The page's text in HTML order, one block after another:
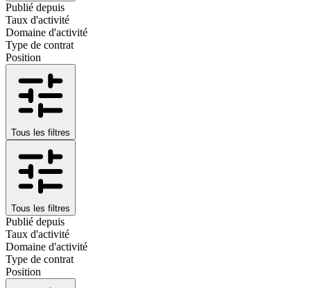
Publié depuis
Taux d'activité
Domaine d'activité
Type de contrat
Position
Tous les filtres
Tous les filtres
Publié depuis
Taux d'activité
Domaine d'activité
Type de contrat
Position